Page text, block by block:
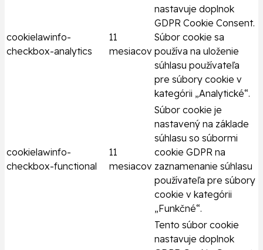
cookielawinfo-
checkbox-analytics
11
mesiacov
nastavuje doplnok
GDPR Cookie Consent.
Súbor cookie sa
používa na uloženie
súhlasu používateľa
pre súbory cookie v
kategórii „Analytické“.
cookielawinfo-
checkbox-functional
11
mesiacov
Súbor cookie je
nastavený na základe
súhlasu so súbormi
cookie GDPR na
zaznamenanie súhlasu
používateľa pre súbory
cookie v kategórii
„Funkčné“.
Tento súbor cookie
nastavuje doplnok